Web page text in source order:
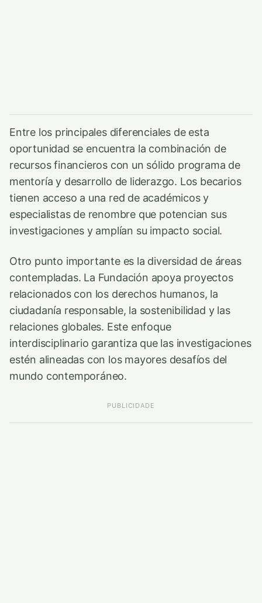
Entre los principales diferenciales de esta
oportunidad se encuentra la combinación de
recursos financieros con un sólido programa de
mentoría y desarrollo de liderazgo. Los becarios
tienen acceso a una red de académicos y
especialistas de renombre que potencian sus
investigaciones y amplían su impacto social.
Otro punto importante es la diversidad de áreas
contempladas. La Fundación apoya proyectos
relacionados con los derechos humanos, la
ciudadanía responsable, la sostenibilidad y las
relaciones globales. Este enfoque
interdisciplinario garantiza que las investigaciones
estén alineadas con los mayores desafíos del
mundo contemporáneo.
PUBLICIDADE